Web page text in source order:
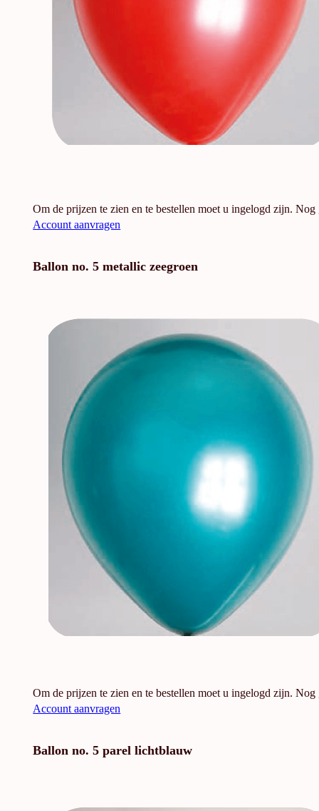
Om de prijzen te zien en te bestellen moet u ingelogd zijn. Nog
Account aanvragen
Ballon no. 5 metallic zeegroen
Om de prijzen te zien en te bestellen moet u ingelogd zijn. Nog
Account aanvragen
Ballon no. 5 parel lichtblauw